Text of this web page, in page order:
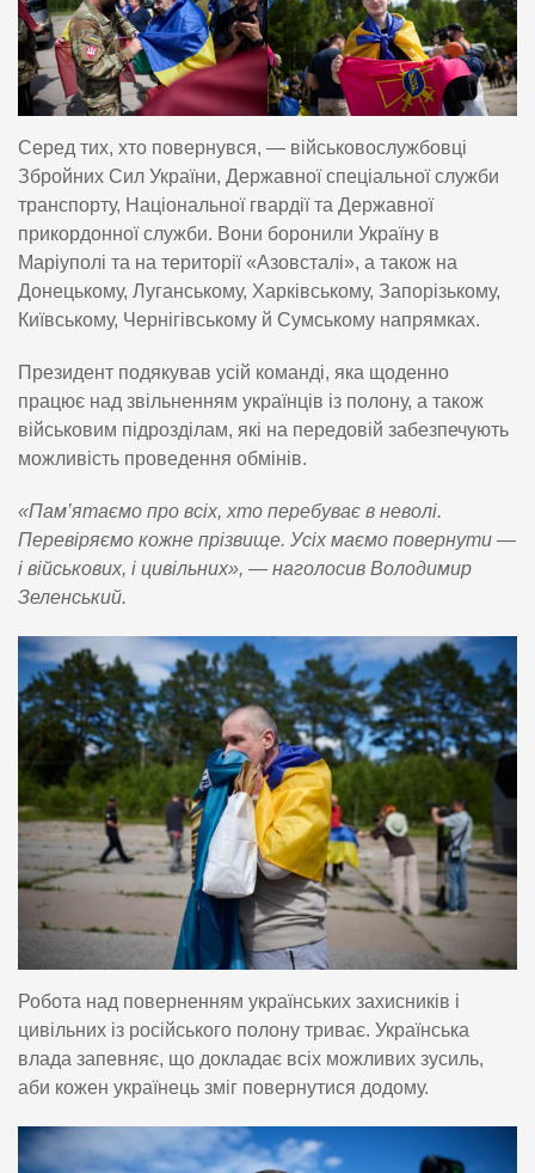
Серед тих, хто повернувся, — військовослужбовці
Збройних Сил України, Державної спеціальної служби
транспорту, Національної гвардії та Державної
прикордонної служби. Вони боронили Україну в
Маріуполі та на території «Азовсталі», а також на
Донецькому, Луганському, Харківському, Запорізькому,
Київському, Чернігівському й Сумському напрямках.
Президент подякував усій команді, яка щоденно
працює над звільненням українців із полону, а також
військовим підрозділам, які на передовій забезпечують
можливість проведення обмінів.
«Пам’ятаємо про всіх, хто перебуває в неволі.
Перевіряємо кожне прізвище. Усіх маємо повернути —
і військових, і цивільних», — наголосив Володимир
Зеленський.
Робота над поверненням українських захисників і
цивільних із російського полону триває. Українська
влада запевняє, що докладає всіх можливих зусиль,
аби кожен українець зміг повернутися додому.